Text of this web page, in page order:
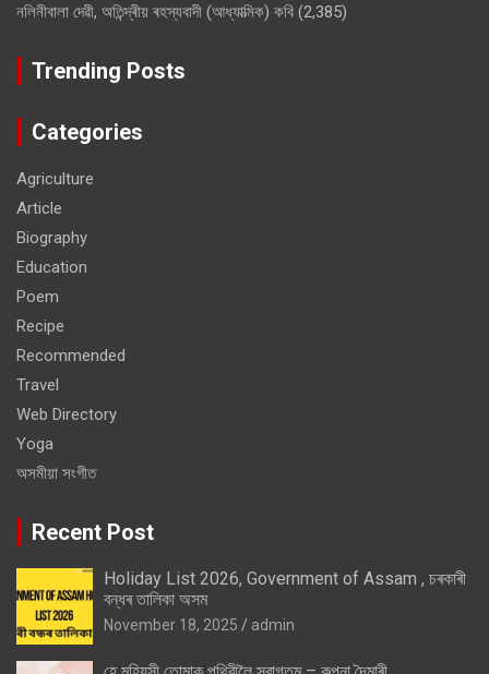
নলিনীবালা দেৱী, অতিন্দ্ৰীয় ৰহস্যবাদী (আধ্যাত্মিক) কবি (2,385)
Trending Posts
Categories
Agriculture
Article
Biography
Education
Poem
Recipe
Recommended
Travel
Web Directory
Yoga
অসমীয়া সংগীত
Recent Post
Holiday List 2026, Government of Assam , চৰকাৰী
বন্ধৰ তালিকা অসম
November 18, 2025 admin